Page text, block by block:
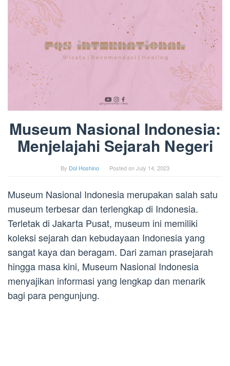
Museum Nasional Indonesia:
Menjelajahi Sejarah Negeri
By Dol Hoshino Posted onJuly 14, 2023
Museum Nasional Indonesia merupakan salah satu
museum terbesar dan terlengkap di Indonesia.
Terletak di Jakarta Pusat, museum ini memiliki
koleksi sejarah dan kebudayaan Indonesia yang
sangat kaya dan beragam. Dari zaman prasejarah
hingga masa kini, Museum Nasional Indonesia
menyajikan informasi yang lengkap dan menarik
bagi para pengunjung.